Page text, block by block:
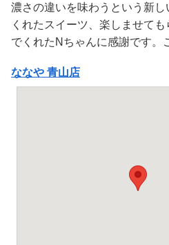
濃さの違いを味わうという新
くれたスイーツ、楽しませて
でくれたNちゃんに感謝です。
ななや 青山店